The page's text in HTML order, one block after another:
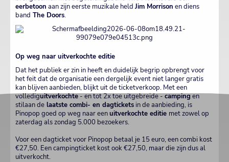
eerbetoon aan zijn eerste muzikale held Jim Morrison en diens
band The Doors.
Op weg naar uitverkochte editie
Dat het publiek er zin in heeft en duidelijk begrip opbrengt voor
het feit dat de organisatie een dergelijk event niet langer gratis
kan blijven aanbieden, blijkt uit de ticketverkoop. Met een
vollediguitverkochte- en tot 2x toe uitgebreide -campingen
stilaan de laatste combi- en dagtickets in de aanbieding, is
Pinopop goed op weg naar eenuitverkochte editie met zowel op
zaterdag als zondag 5.000 bezoekers.
Voor een dagticket voor Pinopop betaal je 15 euro, een combi kost
€27,50. Een campingticket kost ook €27,50, maar die zijn dus al
uitverkocht.